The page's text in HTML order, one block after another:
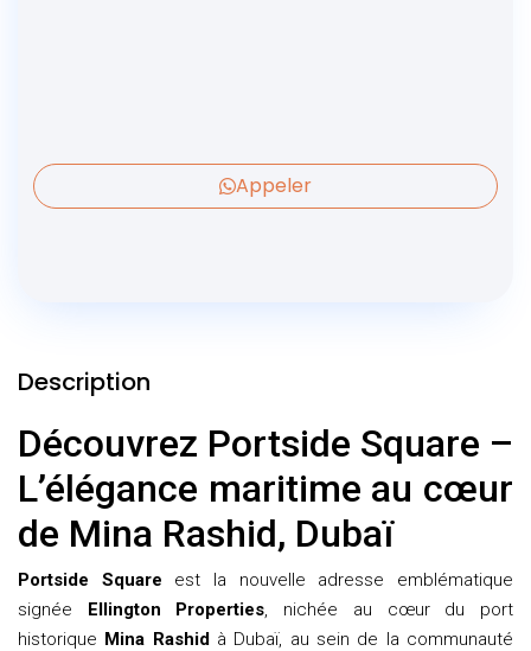
Appeler
Description
Découvrez Portside Square –
L’élégance maritime au cœur
de Mina Rashid, Dubaï
Portside Square est la nouvelle adresse emblématique
signée Ellington Properties, nichée au cœur du port
historique Mina Rashidà Dubaï, au sein de la communauté